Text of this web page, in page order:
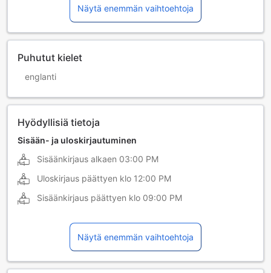
Näytä enemmän vaihtoehtoja
Puhutut kielet
englanti
Hyödyllisiä tietoja
Sisään- ja uloskirjautuminen
Sisäänkirjaus alkaen 03:00 PM
Uloskirjaus päättyen klo 12:00 PM
Sisäänkirjaus päättyen klo 09:00 PM
Näytä enemmän vaihtoehtoja